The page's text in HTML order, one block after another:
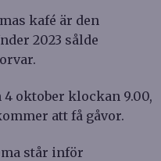
kafé är den
2023 sålde
oktober klockan 9.00,
att få gåvor.
står inför